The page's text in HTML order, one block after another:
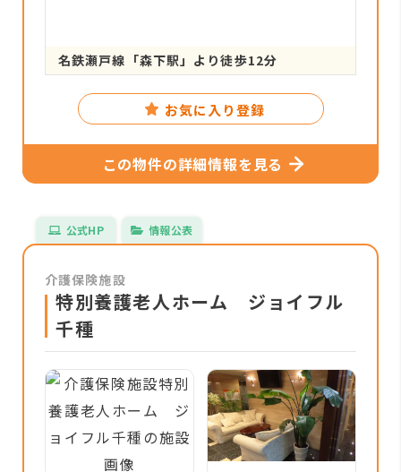
名鉄瀬戸線「森下駅」より徒歩12分
お気に入り登録
この物件の詳細情報を見る
公式HP 情報公表
介護保険施設
特別養護老人ホーム ジョイフル
千種